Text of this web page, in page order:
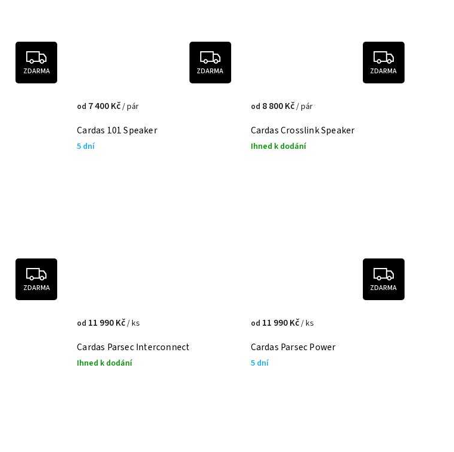
ZDARMA ZDARMA
Cardas 101 Speaker
5 dní
od 7 400 Kč/ pár
ZDARMA
Cardas Crosslink Speaker
Ihned k dodání
od 8 800 Kč/ pár
ZDARMA
Cardas Parsec Interconnect
Ihned k dodání
od 11 990 Kč/ ks
ZDARMA
Cardas Parsec Power
5 dní
od 11 990 Kč/ ks